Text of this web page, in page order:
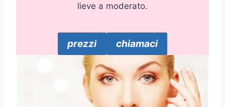
lieve a moderato.
prezzi chiamaci